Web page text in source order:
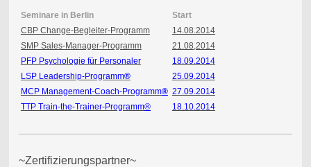
Seminare in Berlin
Start
CBP Change-Begleiter-Programm
14.08.2014
SMP Sales-Manager-Programm
21.08,2014
PFP Psychologie für Personaler
18.09.2014
LSP Leadership-Programm®
25.09.2014
MCP Management-Coach-Programm® 27.09.2014
TTP Train-the-Trainer-Programm® 18.10.2014
~Zertifizierungspartner~